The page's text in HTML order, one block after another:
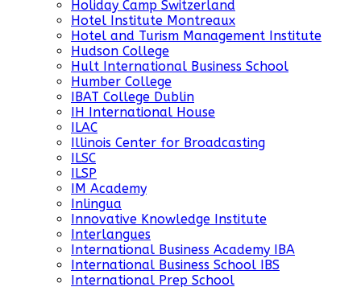
Holiday Camp Switzerland
Hotel Institute Montreaux
Hotel and Turism Management Institute
Hudson College
Hult International Business School
Humber College
IBAT College Dublin
IH International House
ILAC
Illinois Center for Broadcasting
ILSC
ILSP
IM Academy
Inlingua
Innovative Knowledge Institute
Interlangues
International Business Academy IBA
International Business School IBS
International Prep School